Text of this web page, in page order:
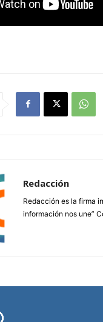
Redacción
Redacción es la firma
información nos une”